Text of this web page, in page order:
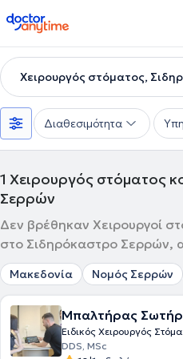
doctoranytime
Χειρουργός στόματος,
Διαθεσιμότητα
1 Χειρουργός στόματος
Σερρών
Δεν βρέθηκαν Χειρουργοί
στο Σιδηρόκαστρο Σερρών,
Μακεδονία Νομός Σερρών
Μπαλτήρας
Ειδικός Χειρουργός
DDS, MSc